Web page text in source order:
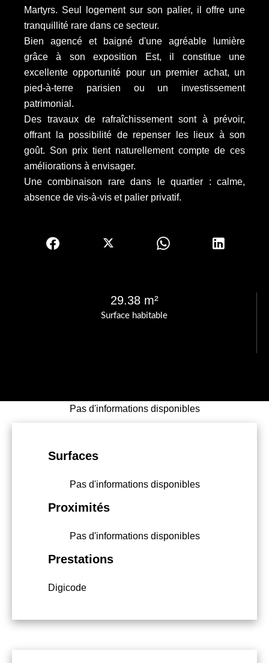
Surface habitable
29.38 m²
Martyrs. Seul logement sur son palier, il offre une
tranquillité rare dans ce secteur.
Bien agencé et baigné d'une agréable lumière
grâce à son exposition Est, il constitue une
excellente opportunité pour un premier achat, un
pied-à-terre parisien ou un investissement
patrimonial.
Des travaux de rafraîchissement sont à prévoir,
offrant la possibilité de repenser les lieux à son
goût. Son prix tient naturellement compte de ces
améliorations à envisager.
Une combinaison rare dans le quartier : calme,
absence de vis-à-vis et palier privatif.
Pas d'informations disponibles
Surfaces
Pas d'informations disponibles
Proximités
Pas d'informations disponibles
Prestations
Digicode